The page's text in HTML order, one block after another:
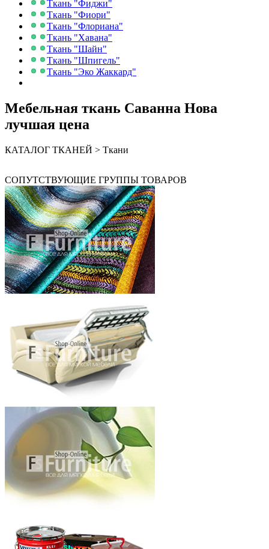
Ткань "Фиджи"
Ткань "Фиори"
Ткань "Флориана"
Ткань "Хавана"
Ткань "Шайн"
Ткань "Шпигель"
Ткань "Эко Жаккард"
Мебельная ткань Саванна Нова
лучшая цена
КАТАЛОГ ТКАНЕЙ > Ткани
СОПУТСТВУЮЩИЕ ГРУППЫ ТОВАРОВ